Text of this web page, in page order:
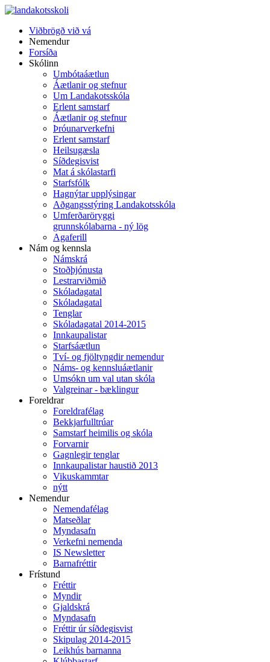
Viðbrögð við vá
Nemendur
Forsíða
Skólinn
Umbótaáætlun
Áætlanir og stefnur
Um Landakotsskóla
Erlent samstarf
Áætlanir og stefnur
Þróunarverkefni
Erlent samstarf
Heilsugæsla
Síðdegisvist
Mat á skólastarfi
Starfsfólk
Hagnýtar upplýsingar
Aðgangsstýring Landakotsskóla
Umferðaröryggi
grunnskólabarna - ný lög
Agaferill
Nám og kennsla
Námskrá
Stoðþjónusta
Lestrarviðmið
Skóladagatal
Skóladagatal
Tenglar
Skóladagatal 2014-2015
Innkaupalistar
Starfsáætlun
Tví- og fjöltyngdir nemendur
Náms- og kennsluáætlanir
Umsókn um val utan skóla
Valgreinar - bæklingur
Foreldrar
Foreldrafélag
Bekkjarfulltrúar
Samstarf heimilis og skóla
Forvarnir
Gagnlegir tenglar
Innkaupalistar haustið 2013
Vikuskammtar
nýtt
Nemendur
Nemendafélag
Matseðlar
Myndasafn
Verkefni nemenda
IS Newsletter
Barnafréttir
Frístund
Fréttir
Myndir
Gjaldskrá
Myndasafn
Fréttir úr síðdegisvist
Skipulag 2014-2015
Leikhús barnanna